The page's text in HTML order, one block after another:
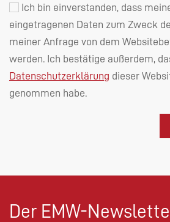
Ich bin einverstanden, dass
eingetragenen Daten zum Zweck
meiner Anfrage von dem
werden. Ich bestätige außerdem,
Datenschutzerklärung dieser
genommen habe.
Der EMW-